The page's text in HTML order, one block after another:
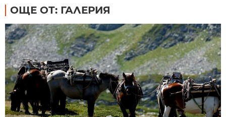
ОЩЕ ОТ: ГАЛЕРИЯ